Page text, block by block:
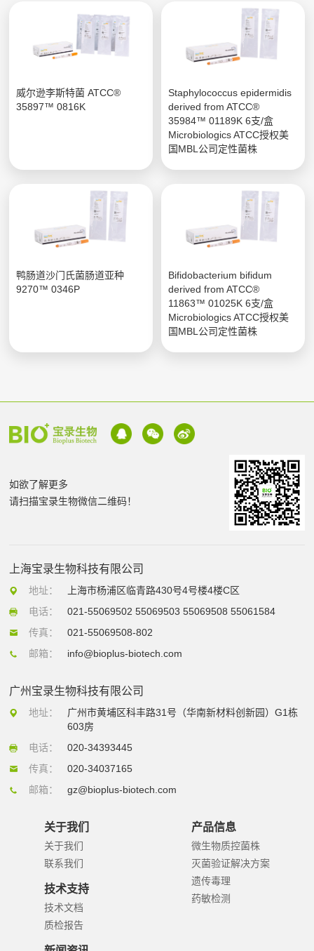
威尔逊李斯特菌 ATCC®
35897™ 0816K
Staphylococcus epidermidis
derived from ATCC®
35984™ 01189K 6支/盒
Microbiologics ATCC授权美
国MBL公司定性菌株
鸭肠道沙门氏菌肠道亚种
9270™ 0346P
Bifidobacterium bifidum
derived from ATCC®
11863™ 01025K 6支/盒
Microbiologics ATCC授权美
国MBL公司定性菌株
如欲了解更多
请扫描宝录生物微信二维码！
上海宝录生物科技有限公司
地址：
上海市杨浦区临青路430号4号楼4楼C区
电话：
021-55069502 55069503 55069508 55061584
传真：
021-55069508-802
邮箱：
info@bioplus-biotech.com
广州宝录生物科技有限公司
地址：
广州市黄埔区科丰路31号（华南新材料创新园）G1栋
603房
电话：
020-34393445
传真：
020-34037165
邮箱：
gz@bioplus-biotech.com
关于我们
关于我们
联系我们
技术支持
技术文档
质检报告
产品信息
微生物质控菌株
灭菌验证解决方案
遗传毒理
药敏检测